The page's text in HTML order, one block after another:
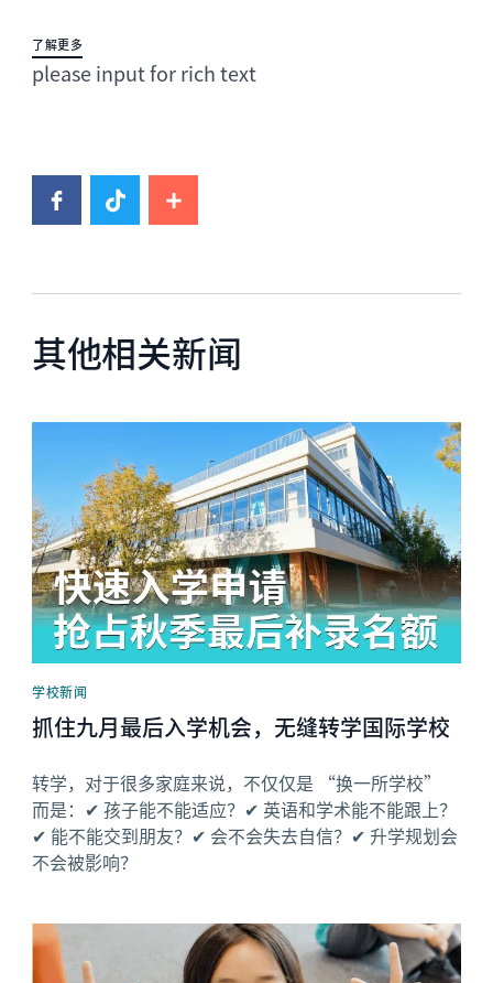
了解更多
please input for rich text
其他相关新闻
学校新闻
抓住九月最后入学机会，无缝转学国际学校
转学，对于很多家庭来说，不仅仅是 “换一所学校”
而是：✔ 孩子能不能适应？✔ 英语和学术能不能跟上？
✔ 能不能交到朋友？✔ 会不会失去自信？✔ 升学规划会
不会被影响？
News image